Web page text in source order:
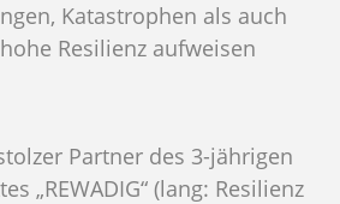
Katastrophen als auch
Resilienz aufweisen
Partner des 3-jährigen
„REWADIG“ (lang: Resilienz